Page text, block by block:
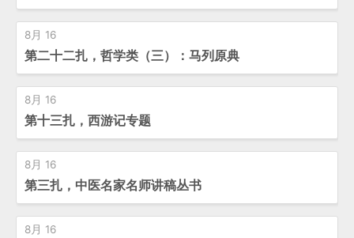
8月 16
第二十二扎，哲学类（三）：马列原典
8月 16
第十三扎，西游记专题
8月 16
第三扎，中医名家名师讲稿丛书
8月 16